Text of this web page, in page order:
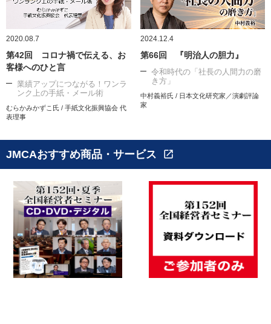
2020.08.7
第42回 コロナ禍で伝える、お
客様へのひと言
業績アップにつながる！ワンラ
ンク上の手紙・メール術
むらかみかずこ氏 / 手紙文化振興協会 代
表理事
2024.12.4
第66回 『明治人の胆力』
令和時代の「社長の人間力の磨
き方」
中村義裕氏 / 日本文化研究家／演劇評論
家
JMCAおすすめ商品・サービス open_in_new